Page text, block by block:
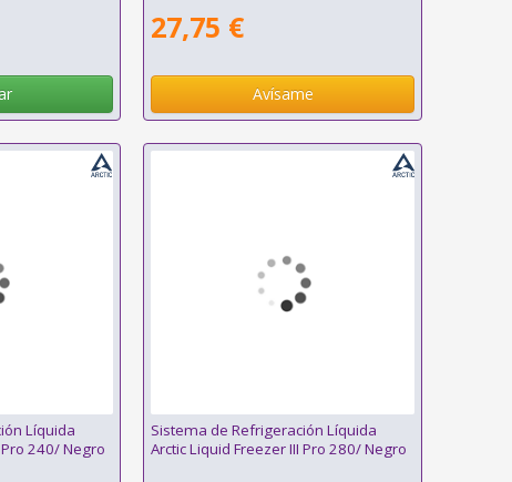
27,75 €
Avísame
Líquida
240/ Negro
Sistema de Refrigeración Líquida
Arctic Liquid Freezer III Pro 280/ Negro